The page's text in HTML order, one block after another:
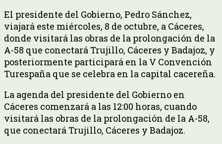
El presidente del Gobierno, Pedro Sánchez,
viajará este miércoles, 8 de octubre, a Cáceres,
donde visitará las obras de la prolongación de la
A-58 que conectará Trujillo, Cáceres y Badajoz, y
posteriormente participará en la V Convención
Turespaña que se celebra en la capital cacereña.
La agenda del presidente del Gobierno en
Cáceres comenzará a las 12:00 horas, cuando
visitará las obras de la prolongación de la A-58,
que conectará Trujillo, Cáceres y Badajoz.